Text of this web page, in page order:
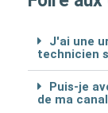
J'ai une
technicien
Puis-je
de ma